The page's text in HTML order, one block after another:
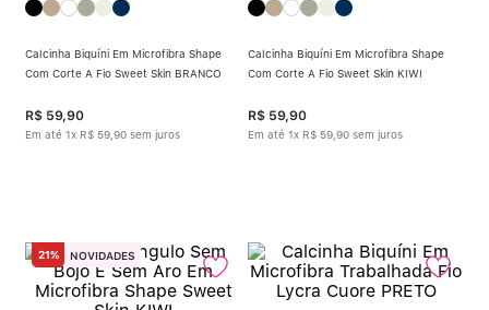
Calcinha Biquíni Em Microfibra Shape
Com Corte A Fio Sweet Skin BRANCO
R$ 59,90
Em até 1x R$ 59 90 sem juros
Calcinha Biquíni Em Microfibra Shape
Com Corte A Fio Sweet Skin KIWI
R$ 59,90
Em até 1x R$ 59 90 sem juros
21% NOVIDADES